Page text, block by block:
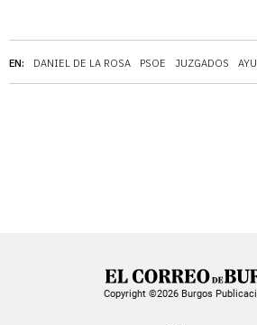
EN: DANIEL DE LA ROSA PSOE JUZGADOS
Copyright ©2026 Burgos